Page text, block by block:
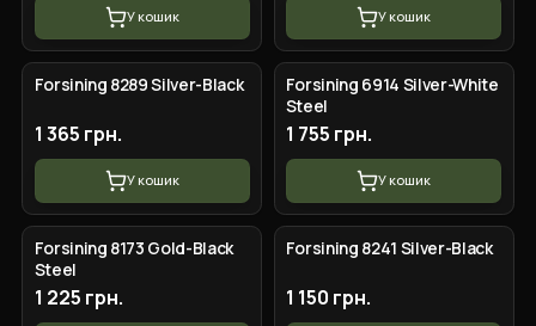
У кошик У кошик
Forsining 8289 Silver-Black
1 365 грн.
У кошик
Forsining 6914 Silver-White
Steel
1 755 грн.
У кошик
Forsining 8173 Gold-Black
Steel
1 225 грн.
Forsining 8241 Silver-Black
1 150 грн.